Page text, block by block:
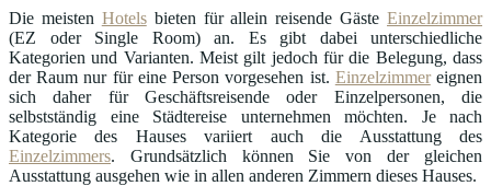
Die meisten Hotelsbieten für allein reisende Gäste Einzelzimmer
(EZ oder Single Room) an. Es gibt dabei unterschiedliche
Kategorien und Varianten. Meist gilt jedoch für die Belegung, dass
der Raum nur für eine Person vorgesehen ist. Einzelzimmereignen
sich daher für Geschäftsreisende oder Einzelpersonen, die
selbstständig eine Städtereise unternehmen möchten. Je nach
Kategorie des Hauses variiert auch die Ausstattung des
Einzelzimmers. Grundsätzlich können Sie von der gleichen
Ausstattung ausgehen wie in allen anderen Zimmern dieses Hauses.